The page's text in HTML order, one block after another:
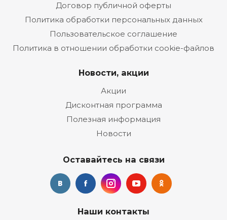
Договор публичной оферты
Политика обработки персональных данных
Пользовательское соглашение
Политика в отношении обработки cookie-файлов
Новости, акции
Акции
Дисконтная программа
Полезная информация
Новости
Оставайтесь на связи
Наши контакты